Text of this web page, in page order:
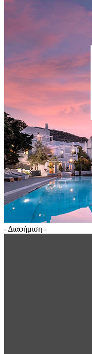
- Διαφήμιση -